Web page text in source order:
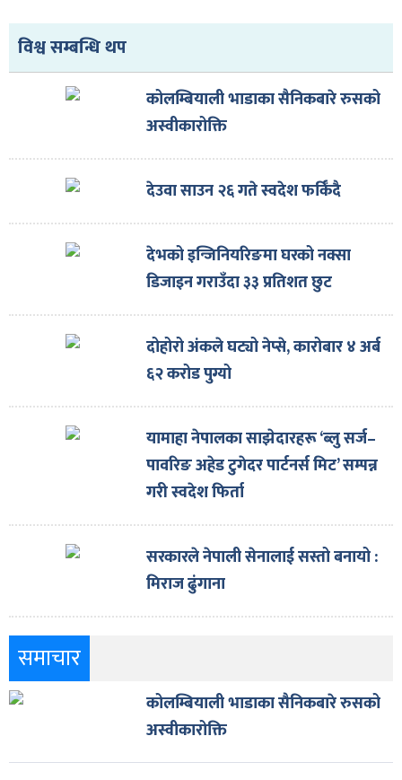
विश्व सम्बन्धि थप
कोलम्बियाली भाडाका सैनिकबारे रुसको
अस्वीकारोक्ति
देउवा साउन २६ गते स्वदेश फर्किँदै
देभको इन्जिनियरिङमा घरको नक्सा
डिजाइन गराउँदा ३३ प्रतिशत छुट
दोहोरो अंकले घट्यो नेप्से, कारोबार ४ अर्ब
६२ करोड पुग्यो
यामाहा नेपालका साझेदारहरू ‘ब्लु सर्ज–
पावरिङ अहेड टुगेदर पार्टनर्स मिट’ सम्पन्न
गरी स्वदेश फिर्ता
सरकारले नेपाली सेनालाई सस्तो बनायो :
मिराज ढुंगाना
समाचार
कोलम्बियाली भाडाका सैनिकबारे रुसको
अस्वीकारोक्ति